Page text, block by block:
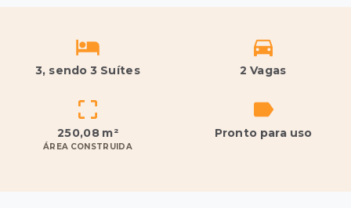
3, sendo 3 Suítes 2 Vagas
250,08 m²
ÁREA CONSTRUIDA
Pronto para uso